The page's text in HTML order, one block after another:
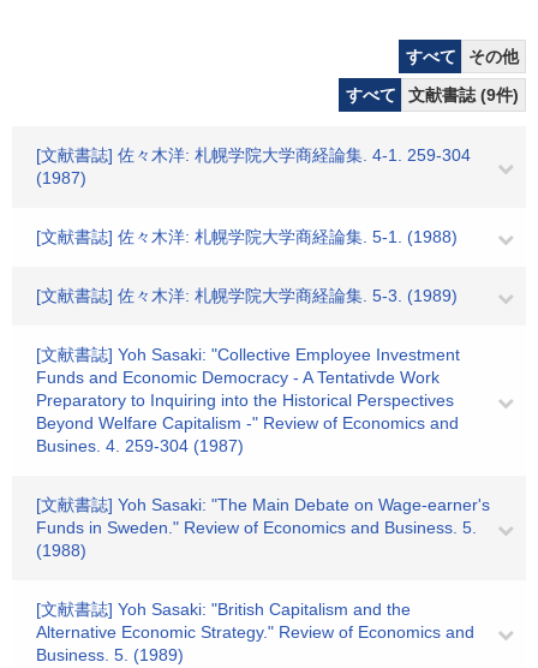
すべて
その他
すべて
文献書誌 (9件)
[文献書誌] 佐々木洋: 札幌学院大学商経論集. 4-1. 259-304
(1987)
[文献書誌] 佐々木洋: 札幌学院大学商経論集. 5-1. (1988)
[文献書誌] 佐々木洋: 札幌学院大学商経論集. 5-3. (1989)
[文献書誌] Yoh Sasaki: "Collective Employee Investment
Funds and Economic Democracy - A Tentativde Work
Preparatory to Inquiring into the Historical Perspectives
Beyond Welfare Capitalism -" Review of Economics and
Busines. 4. 259-304 (1987)
[文献書誌] Yoh Sasaki: "The Main Debate on Wage-earner's
Funds in Sweden." Review of Economics and Business. 5.
(1988)
[文献書誌] Yoh Sasaki: "British Capitalism and the
Alternative Economic Strategy." Review of Economics and
Business. 5. (1989)